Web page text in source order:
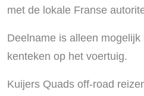
met de lokale Franse
Deelname is alleen mogelijk
kenteken op het voertuig.
Kuijers Quads off-road